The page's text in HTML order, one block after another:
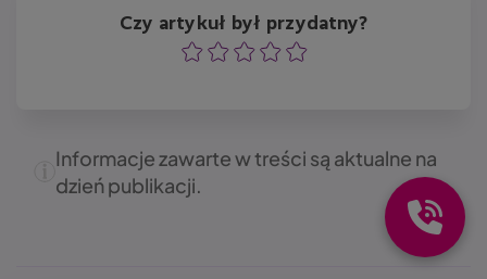
Czy artykuł był przydatny?
OcenaOcenaOcena
OcenaOcena
Informacje zawarte w treści są aktualne na
dzień publikacji.